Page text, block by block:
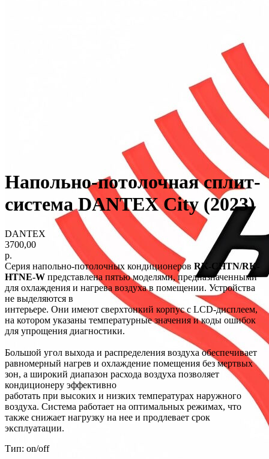
Напольно-потолочная сплит-
система DANTEX City (2023)
DANTEX
3700,00
р.
Серия напольно-потолочных кондиционеров RK-CHTN/RK-
HTNE-W представлена пятью моделями, предназначенными
для охлаждения и нагрева воздуха в помещении. Устройства
не выделяются в
интерьере. Они имеют сверхтонкий корпус с LCD-дисплеем,
на котором указаны температурные значения и коды ошибок
для упрощения диагностики.
Большой угол выхода и распределения воздуха обеспечивает
равномерный нагрев и охлаждение помещения без мертвых
зон, а широкий диапазон расхода воздуха позволяет
кондиционеру эффективно
работать при высоких и низких температурах наружного
воздуха. Система работает на оптимальных режимах, что
также снижает нагрузку на нее и продлевает срок
эксплуатации.
Тип: on/off